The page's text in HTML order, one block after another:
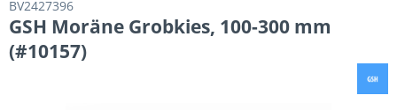
BV2427396
GSH Moräne Grobkies, 100-300 mm
(#10157)